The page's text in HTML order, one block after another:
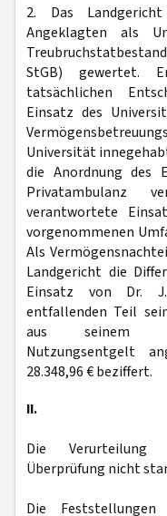
2. Das
Angeklagten als
StGB) gewertet.
tatsächlichen
Einsatz des
Universität
die Anordnung des
Privatambulanz
verantwortete
vorgenommenen
Als
Landgericht die
Einsatz von Dr.
entfallenden Teil
aus seinem
Nutzungsentgelt
28.348,96 € beziffert.
II.
Die Verurteilung
Überprüfung nicht
Die